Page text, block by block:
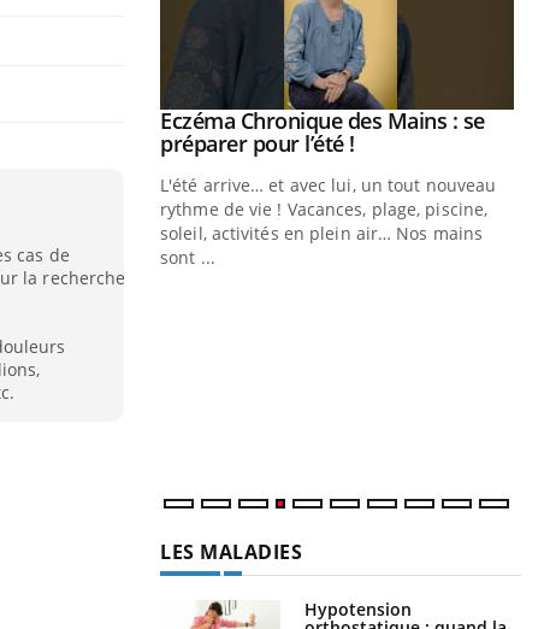
cas de
la recherche
Youtube
Eczéma Chronique des Mains : se
préparer pour l’été !Youtube
L'été arrive… et avec lui, un tout nouveau
rythme de vie ! Vacances, plage, piscine,
soleil, activités en plein air… Nos mains
sont ...
LES MALADIES
Hypotension